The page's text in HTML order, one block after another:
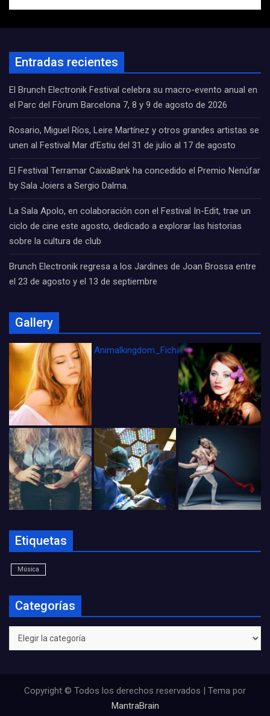
Entradas recientes
El Brunch Electronik Festival celebra su macro-evento anual en
el Parc del Fòrum Barcelona 7, 8 y 9 de agosto de 2026
Rosario, Miguel Ríos, Leire Martínez y otros grandes artistas se
unen al Festival Mar d’Estiu del 31 de julio al 17 de agosto
El Festival Terramar CaixaBank ha concedido el Premio Nenúfar
by Sala Joiers a Sergio Dalma.
La Sala Apolo, en colaboración con el Festival In-Edit, trae un
ciclo de cine este agosto, dedicado a explorar las historias
sobre la cultura de club
Brunch Electronik regresa a los Jardines de Joan Brossa entre
el 23 de agosto y el 13 de septiembre
Gallery
Animalkingdom_FichaCine
Etiquetas
Música
Categorías
Categorías
Copyright © Todos los derechos reservados | Tema por
MantraBrain